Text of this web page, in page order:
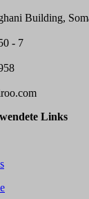
Building,
- 7
Links